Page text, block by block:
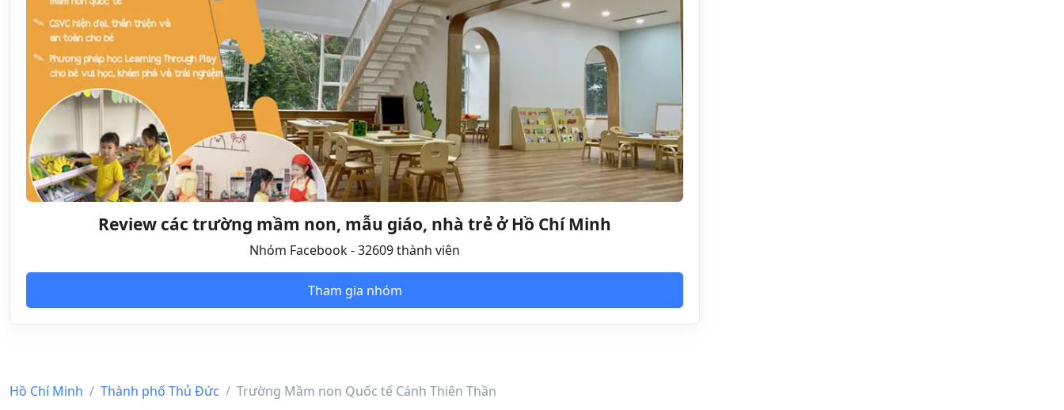
Review các trường mầm non, mẫu giáo, nhà trẻ ở Hồ Chí Minh
Nhóm Facebook - 32609 thành viên
Tham gia nhóm
Hồ Chí Minh Thành phố Thủ Đức Trường Mầm non Quốc tế Cánh Thiên Thần